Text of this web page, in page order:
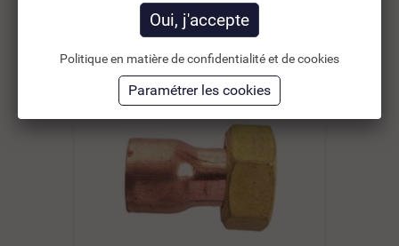
-30%
Politique en matière de confidentialité et de cookies